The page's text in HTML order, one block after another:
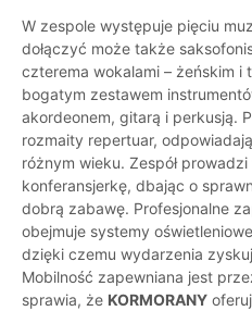
W zespole występuje pięciu
dołączyć może także
czterema wokalami – żeńskim i
bogatym zestawem
akordeonem, gitarą i perkusją.
rozmaity repertuar,
różnym wieku. Zespół
konferansjerkę, dbając o
dobrą zabawę. Profesjonalne
obejmuje systemy
dzięki czemu wydarzenia
Mobilność zapewniana jest
sprawia, że KORMORANY